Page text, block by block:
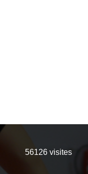
56126 visites